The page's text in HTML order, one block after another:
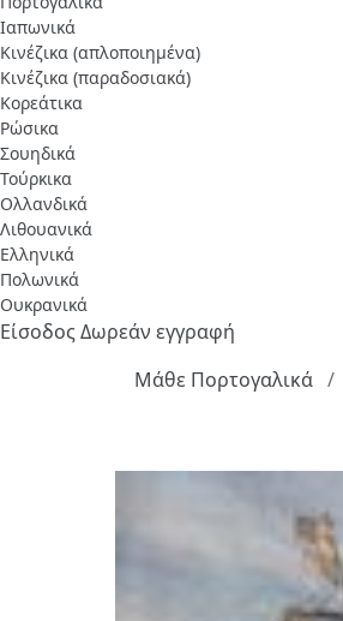
Ιαπωνικά
Κινέζικα (απλοποιημένα)
Κινέζικα (παραδοσιακά)
Κορεάτικα
Ρώσικα
Σουηδικά
Τούρκικα
Ολλανδικά
Λιθουανικά
Ελληνικά
Πολωνικά
Ουκρανικά
ΕίσοδοςΔωρεάν εγγραφή
Μάθε Πορτογαλικά